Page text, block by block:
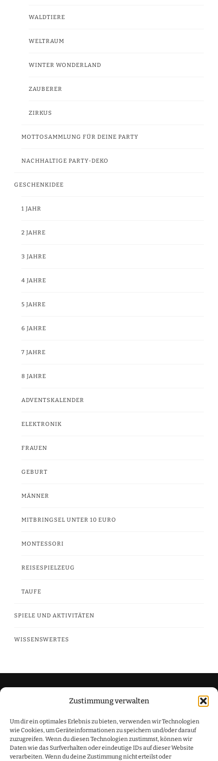
Zustimmung verwalten
Um dir ein optimales Erlebnis zu bieten, verwenden wir Technologien
wie Cookies, um Geräteinformationen zu speichern und/oder darauf
zuzugreifen. Wenn du diesen Technologien zustimmst, können wir
Daten wie das Surfverhalten oder eindeutige IDs auf dieser Website
verarbeiten. Wenn du deine Zustimmung nicht erteilst oder
WALDTIERE
WELTRAUM
WINTER WONDERLAND
ZAUBERER
ZIRKUS
MOTTOSAMMLUNG FÜR DEINE PARTY
NACHHALTIGE PARTY-DEKO
GESCHENKIDEE
1 JAHR
2 JAHRE
3 JAHRE
4 JAHRE
5 JAHRE
6 JAHRE
7 JAHRE
8 JAHRE
ADVENTSKALENDER
ELEKTRONIK
FRAUEN
GEBURT
MÄNNER
MITBRINGSEL UNTER 10 EURO
MONTESSORI
REISESPIELZEUG
TAUFE
SPIELE UND AKTIVITÄTEN
WISSENSWERTES
Impressum